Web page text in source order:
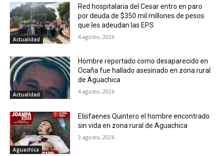
Actualidad
Red hospitalaria del Cesar entro en paro
por deuda de $350 mil millones de pesos
que les adeudan las EPS
4 agosto, 2026
Actualidad
Hombre reportado como desaparecido en
Ocaña fue hallado asesinado en zona rural
de Aguachica
4 agosto, 2026
Aguachica
Elisfaenes Quintero el hombre encontrado
sin vida en zona rural de Aguachica
3 agosto, 2026